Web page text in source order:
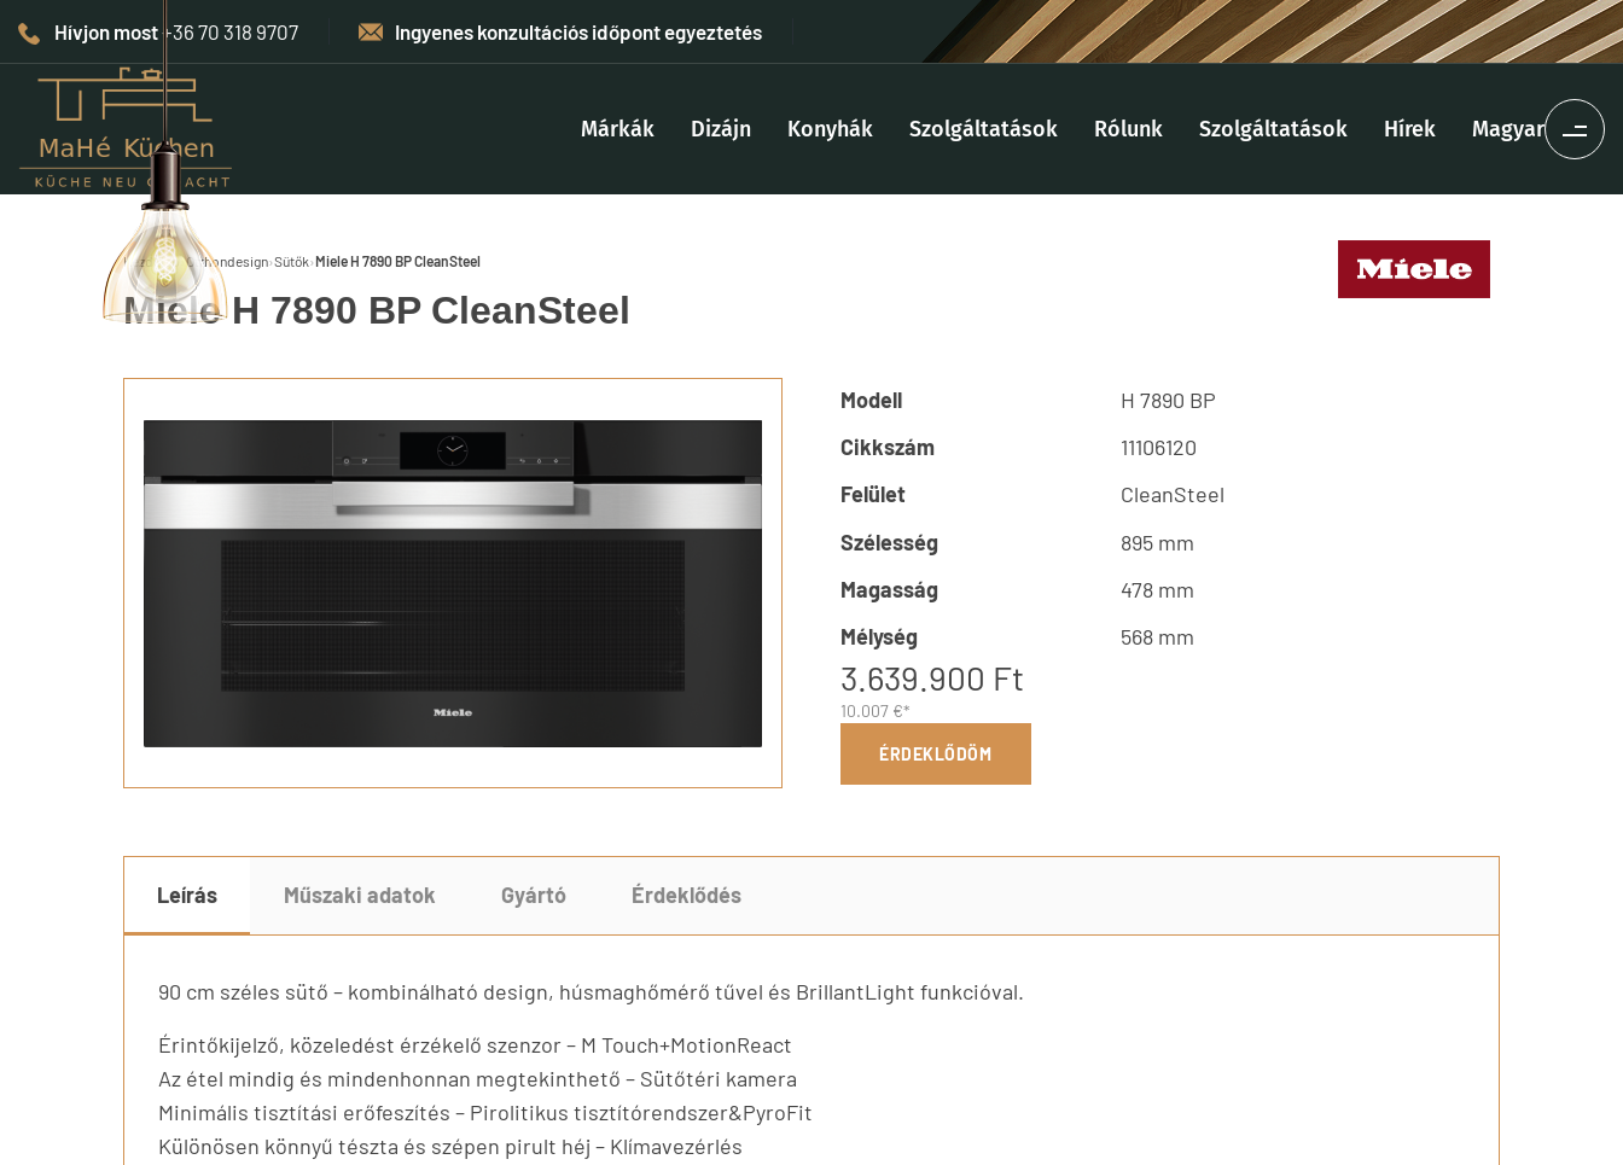
Hívjon most+36 70 318 9707 Ingyenes konzultációs időpont egyeztetés
Márkák Dizájn Konyhák Szolgáltatások Rólunk Szolgáltatások Hírek Magyar
Kezdőlap›Otthondesign›Sütők›Miele H 7890 BP CleanSteel
Miele H 7890 BP CleanSteel
Modell
H 7890 BP
Cikkszám
11106120
Felület
CleanSteel
Szélesség
895 mm
Magasság
478 mm
Mélység
568 mm
3.639.900 Ft
10.007 €*
ÉRDEKLŐDÖM
Leírás Műszaki adatok Gyártó Érdeklődés
90 cm széles sütő – kombinálható design, húsmaghőmérő tűvel és BrillantLight funkcióval.
Érintőkijelző, közeledést érzékelő szenzor – M Touch+MotionReact
Az étel mindig és mindenhonnan megtekinthető – Sütőtéri kamera
Minimális tisztítási erőfeszítés – Pirolitikus tisztítórendszer&PyroFit
Különösen könnyű tészta és szépen pirult héj – Klímavezérlés